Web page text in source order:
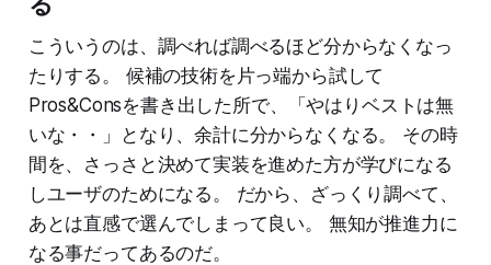
こういうのは、調べれば調べるほど分からなくなっ
たりする。 候補の技術を片っ端から試して
Pros&Consを書き出した所で、「やはりベストは無
いな・・」となり、余計に分からなくなる。 その時
間を、さっさと決めて実装を進めた方が学びになる
しユーザのためになる。 だから、ざっくり調べて、
あとは直感で選んでしまって良い。 無知が推進力に
なる事だってあるのだ。